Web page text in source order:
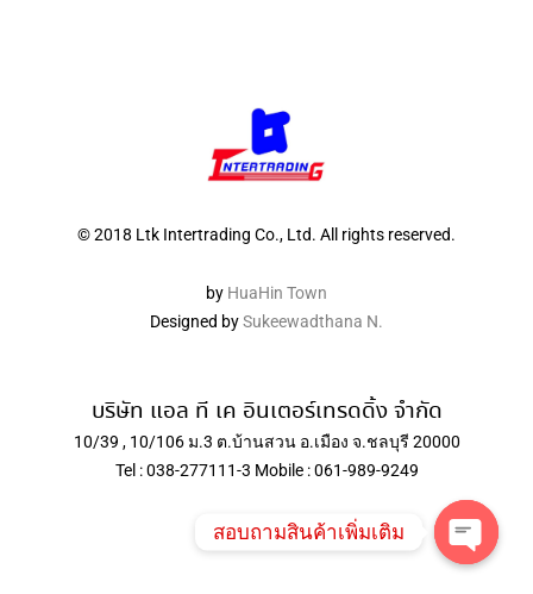
© 2018 Ltk Intertrading Co., Ltd. All rights reserved.
by HuaHin Town
Designed bySukeewadthana N.
บริษัท แอล ที เค อินเตอร์เทรดดิ้ง จำกัด
10/39 , 10/106 ม.3 ต.บ้านสวน อ.เมือง จ.ชลบุรี 20000
Tel : 038-277111-3 Mobile : 061-989-9249
สอบถามสินค้าเพิ่มเติม
Open